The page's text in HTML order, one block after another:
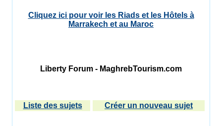
Cliquez ici pour voir les Riads et les Hôtels à
Marrakech et au Maroc
Liberty Forum - MaghrebTourism.com
Liste des sujets Créer un nouveau sujet